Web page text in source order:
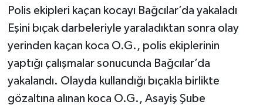
Polis ekipleri kaçan kocayı Bağcılar’da yakaladı
Eşini bıçak darbeleriyle yaraladıktan sonra olay
yerinden kaçan koca O.G., polis ekiplerinin
yaptığı çalışmalar sonucunda Bağcılar’da
yakalandı. Olayda kullandığı bıçakla birlikte
gözaltına alınan koca O.G., Asayiş Şube